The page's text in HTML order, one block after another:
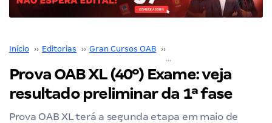
Início ›› Editorias ›› Gran Cursos OAB ››
Prova OAB XL (40º) Exame: veja
resultado preliminar da 1ª fase
Prova OAB XL terá a segunda etapa em maio de